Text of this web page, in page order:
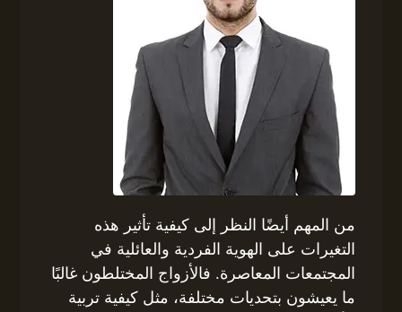
من المهم أيضًا النظر إلى كيفية تأثير هذه
التغيرات على الهوية الفردية والعائلية في
المجتمعات المعاصرة. فالأزواج المختلطون غالبًا
ما يعيشون بتحديات مختلفة، مثل كيفية تربية